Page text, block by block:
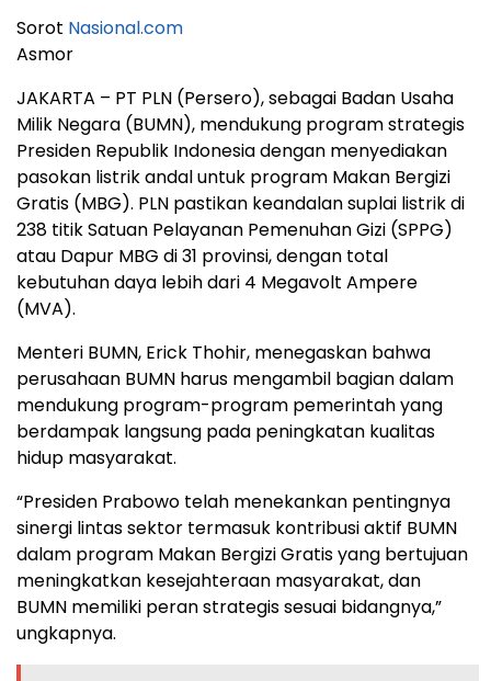
Sorot Nasional.com
Asmor
JAKARTA – PT PLN (Persero), sebagai Badan Usaha
Milik Negara (BUMN), mendukung program strategis
Presiden Republik Indonesia dengan menyediakan
pasokan listrik andal untuk program Makan Bergizi
Gratis (MBG). PLN pastikan keandalan suplai listrik di
238 titik Satuan Pelayanan Pemenuhan Gizi (SPPG)
atau Dapur MBG di 31 provinsi, dengan total
kebutuhan daya lebih dari 4 Megavolt Ampere
(MVA).
Menteri BUMN, Erick Thohir, menegaskan bahwa
perusahaan BUMN harus mengambil bagian dalam
mendukung program-program pemerintah yang
berdampak langsung pada peningkatan kualitas
hidup masyarakat.
“Presiden Prabowo telah menekankan pentingnya
sinergi lintas sektor termasuk kontribusi aktif BUMN
dalam program Makan Bergizi Gratis yang bertujuan
meningkatkan kesejahteraan masyarakat, dan
BUMN memiliki peran strategis sesuai bidangnya,”
ungkapnya.